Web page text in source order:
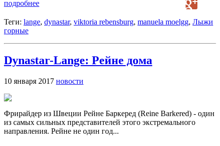
подробнее
Теги: lange, dynastar, viktoria rebensburg, manuela moelgg, Лыжи
горные
Dynastar-Lange: Рейне дома
10 января 2017 новости
Фрирайдер из Швеции Рейне Баркеред (Reine Barkered) - один
из самых сильных представителей этого экстремального
направления. Рейне не один год...